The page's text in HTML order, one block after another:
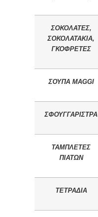
ΣΟΚΟΛΑΤΕΣ,
ΣΟΚΟΛΑΤΑΚΙΑ,
ΓΚΟΦΡΕΤΕΣ
ΣΟΥΠΑ MAGGI
ΣΦΟΥΓΓΑΡΙΣΤΡΑ
ΤΑΜΠΛΕΤΕΣ
ΠΙΑΤΩΝ
ΤΕΤΡΑΔΙΑ